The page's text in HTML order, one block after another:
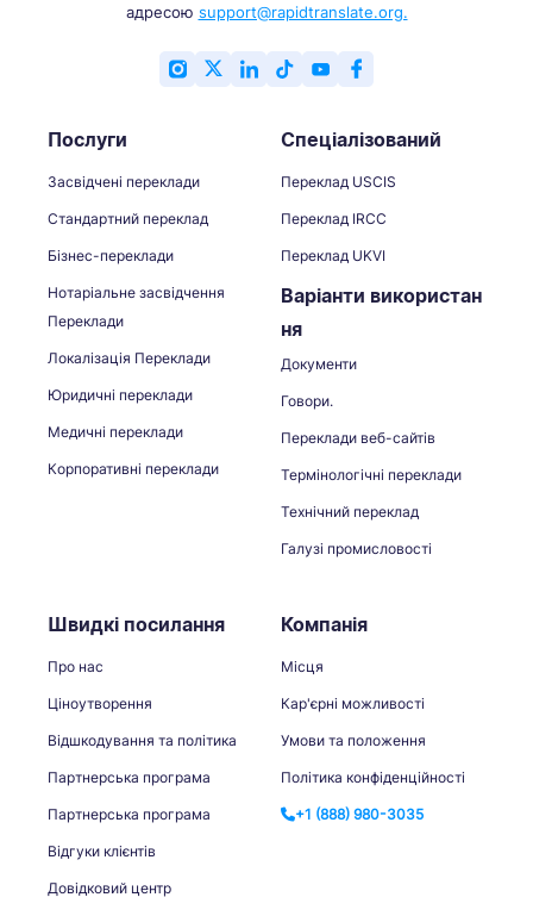
адресою support@rapidtranslate.org.
Послуги
Засвідчені переклади
Стандартний переклад
Бізнес-переклади
Нотаріальне засвідчення
Переклади
Локалізація Переклади
Юридичні переклади
Медичні переклади
Корпоративні переклади
Спеціалізований
Переклад USCIS
Переклад IRCC
Переклад UKVI
Варіанти використан
ня
Документи
Говори.
Переклади веб-сайтів
Термінологічні переклади
Технічний переклад
Галузі промисловості
Швидкі посилання
Про нас
Ціноутворення
Відшкодування та політика
Партнерська програма
Партнерська програма
Відгуки клієнтів
Довідковий центр
Компанія
Місця
Кар'єрні можливості
Умови та положення
Політика конфіденційності
+1 (888) 980-3035